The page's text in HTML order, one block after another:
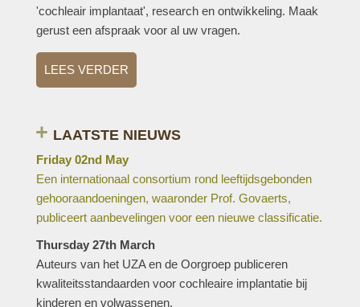
'cochleair implantaat', research en ontwikkeling. Maak
gerust een afspraak voor al uw vragen.
LEES VERDER
LAATSTE NIEUWS
Friday 02nd May
Een internationaal consortium rond leeftijdsgebonden
gehooraandoeningen, waaronder Prof. Govaerts,
publiceert aanbevelingen voor een nieuwe classificatie.
Thursday 27th March
Auteurs van het UZA en de Oorgroep publiceren
kwaliteitsstandaarden voor cochleaire implantatie bij
kinderen en volwassenen.